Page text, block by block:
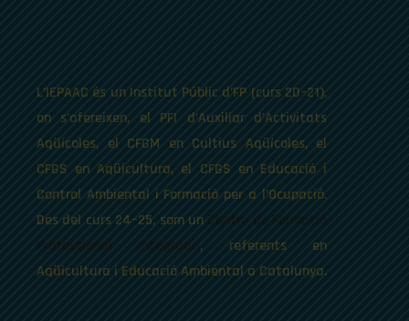
L’IEPAAC és un Institut Públic d’FP (curs 20–21),
on s’ofereixen, el PFI d’Auxiliar d’Activitats
Aqüícoles, el CFGM en Cultius Aqüícoles, el
CFGS en Aqüicultura, el CFGS en Educació i
Control Ambiental i Formació per a l’Ocupació.
Des del curs 24–25, som un Centre de Formació
Professional Integrada, referents en
Aqüicultura i Educació Ambiental a Catalunya.